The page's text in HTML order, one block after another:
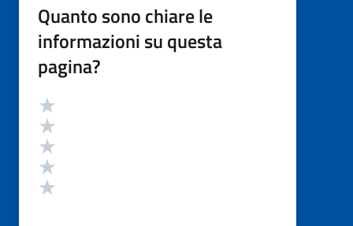
Quanto sono chiare le
informazioni su questa
pagina?
Valutazione